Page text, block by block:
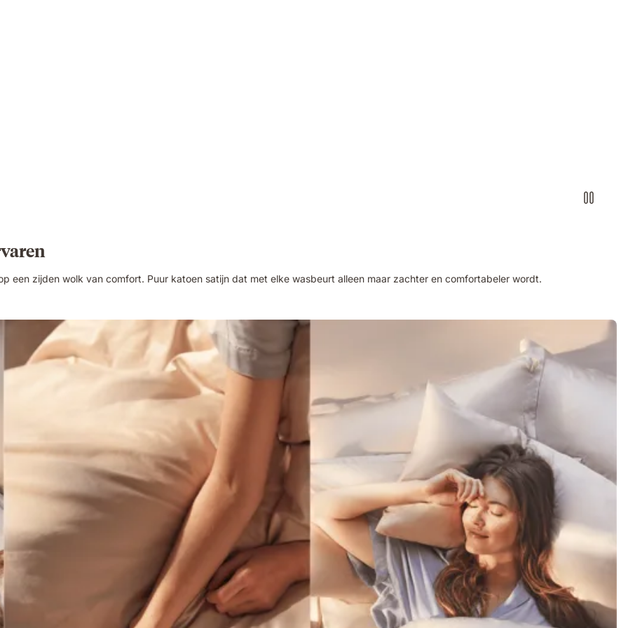
een zijden wolk van comfort. Puur katoen satijn dat met elke wasbeurt alleen maar zachter en comfortabeler wordt.